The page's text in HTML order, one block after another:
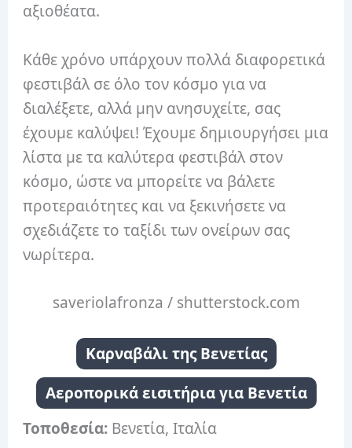
αξιοθέατα.
Κάθε χρόνο υπάρχουν πολλά διαφορετικά
φεστιβάλ σε όλο τον κόσμο για να
διαλέξετε, αλλά μην ανησυχείτε, σας
έχουμε καλύψει!Έχουμε δημιουργήσει μια
λίστα με τα καλύτερα φεστιβάλ στον
κόσμο, ώστε να μπορείτε να βάλετε
προτεραιότητες και να ξεκινήσετε να
σχεδιάζετε το ταξίδι των ονείρων σας
νωρίτερα.
saveriolafronza / shutterstock.com
Καρναβάλι της Βενετίας
Αεροπορικά εισιτήρια για Βενετία
Τοποθεσία: Βενετία, Ιταλία